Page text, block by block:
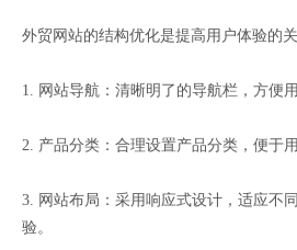
外贸网站的结构优化是提高用户体验的
1. 网站导航：清晰明了的导航栏，方便
2. 产品分类：合理设置产品分类，便于
3. 网站布局：采用响应式设计，适应不
验。